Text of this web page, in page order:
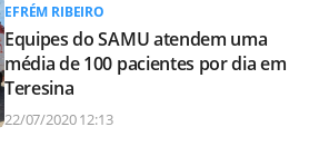
EFRÉM RIBEIRO
Equipes do SAMU atendem uma
média de 100 pacientes por dia em
Teresina
22/07/2020 12:13